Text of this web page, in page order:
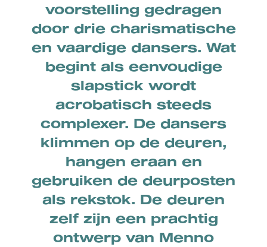
voorstelling gedragen
door drie charismatische
en vaardige dansers. Wat
begint als eenvoudige
slapstick wordt
acrobatisch steeds
complexer. De dansers
klimmen op de deuren,
hangen eraan en
gebruiken de deurposten
als rekstok. De deuren
zelf zijn een prachtig
ontwerp van Menno